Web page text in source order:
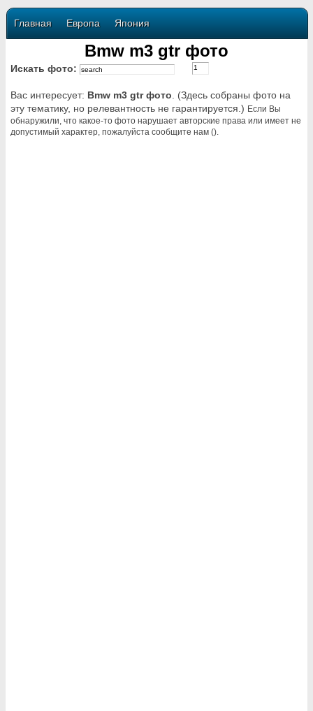
Главная Европа Япония
Bmw m3 gtr фото
Искать фото:
Вас интересует: Bmw m3 gtr фото . (Здесь собраны фото на
эту тематику, но релевантность не гарантируется.) Если Вы
обнаружили, что какое-то фото нарушает авторские права или имеет не
допустимый характер, пожалуйста сообщите нам ().